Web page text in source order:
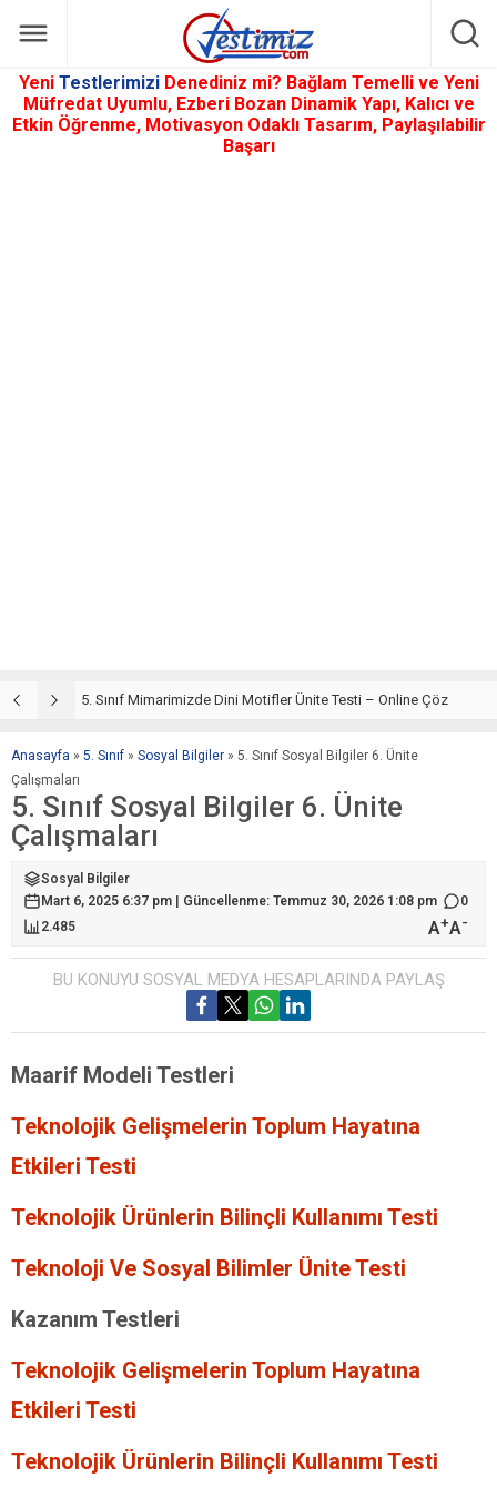
Yeni Testlerimizi Denediniz mi? Bağlam Temelli ve Yeni
Müfredat Uyumlu, Ezberi Bozan Dinamik Yapı, Kalıcı ve
Etkin Öğrenme, Motivasyon Odaklı Tasarım, Paylaşılabilir
Başarı
5. Sınıf Mimarimizde Dini Motifler Ünite Testi – Online Çöz
Anasayfa » 5. Sınıf » Sosyal Bilgiler » 5. Sınıf Sosyal Bilgiler 6. Ünite
Çalışmaları
5. Sınıf Sosyal Bilgiler 6. Ünite
Çalışmaları
Sosyal Bilgiler
Mart 6, 2025 6:37 pm | Güncellenme: Temmuz 30, 2026 1:08 pm
0
2.485
A+A-
BU KONUYU SOSYAL MEDYA HESAPLARINDA PAYLAŞ
Maarif Modeli Testleri
Teknolojik Gelişmelerin Toplum Hayatına
Etkileri Testi
Teknolojik Ürünlerin Bilinçli Kullanımı Testi
Teknoloji Ve Sosyal Bilimler Ünite Testi
Kazanım Testleri
Teknolojik Gelişmelerin Toplum Hayatına
Etkileri Testi
Teknolojik Ürünlerin Bilinçli Kullanımı Testi